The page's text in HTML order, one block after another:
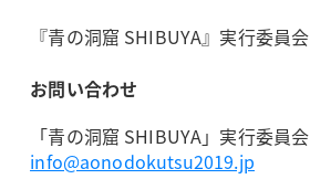
『青の洞窟 SHIBUYA』実行委員会
お問い合わせ
「青の洞窟 SHIBUYA」実行委員会
info@aonodokutsu2019.jp